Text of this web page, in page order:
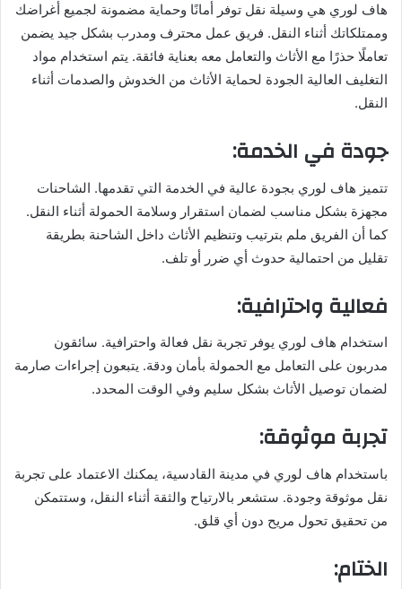
هاف لوري هي وسيلة نقل توفر أمانًا وحماية مضمونة لجميع أغراضك
وممتلكاتك أثناء النقل. فريق عمل محترف ومدرب بشكل جيد يضمن
تعاملًا حذرًا مع الأثاث والتعامل معه بعناية فائقة. يتم استخدام مواد
التغليف العالية الجودة لحماية الأثاث من الخدوش والصدمات أثناء
النقل.
جودة في الخدمة:
تتميز هاف لوري بجودة عالية في الخدمة التي تقدمها. الشاحنات
مجهزة بشكل مناسب لضمان استقرار وسلامة الحمولة أثناء النقل.
كما أن الفريق ملم بترتيب وتنظيم الأثاث داخل الشاحنة بطريقة
تقليل من احتمالية حدوث أي ضرر أو تلف.
فعالية واحترافية:
استخدام هاف لوري يوفر تجربة نقل فعالة واحترافية. سائقون
مدربون على التعامل مع الحمولة بأمان ودقة. يتبعون إجراءات صارمة
لضمان توصيل الأثاث بشكل سليم وفي الوقت المحدد.
تجربة موثوقة:
باستخدام هاف لوري في مدينة القادسية، يمكنك الاعتماد على تجربة
نقل موثوقة وجودة. ستشعر بالارتياح والثقة أثناء النقل، وستتمكن
من تحقيق تحول مريح دون أي قلق.
الختام: